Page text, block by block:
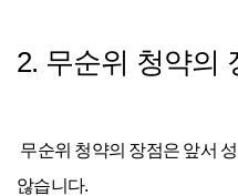
2. 무순위 청약의
무순위 청약의 장점은 앞서
않습니다.